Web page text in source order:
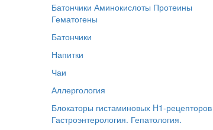
Батончики Аминокислоты Протеины
Гематогены
Батончики
Напитки
Чаи
Аллергология
Блокаторы гистаминовых H1-рецепторов
Гастроэнтерология. Гепатология.